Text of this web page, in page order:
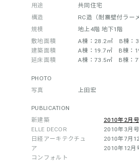
用途
共同住宅
構造
RC造（耐震壁付ラー
規模
地上4階 地下1階
敷地面積
建築面積
延床面積
A棟：28.2㎡ B棟：
A棟：19.7㎡ B棟：
A棟：73.5㎡ B棟：
PHOTO
写真
上田宏
PUBLICATION
新建築
ELLE DECOR
日経アーキテクチュ
ア
コンフォルト
2010年2月号
2010年3月号
2010年7月
2010年12月